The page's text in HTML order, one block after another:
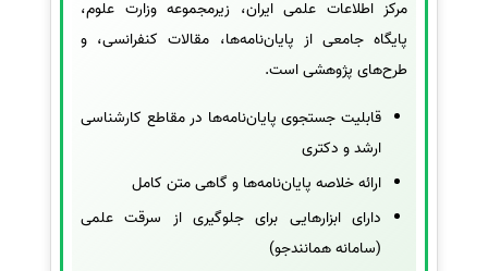
مرکز اطلاعات علمی ایران، زیرمجموعه وزارت علوم،
پایگاه جامعی از پایان‌نامه‌ها، مقالات کنفرانسی، و
طرح‌های پژوهشی است.
قابلیت جستجوی پایان‌نامه‌ها در مقاطع کارشناسی
ارشد و دکتری
ارائه خلاصه پایان‌نامه‌ها و گاهی متن کامل
دارای ابزارهایی برای جلوگیری از سرقت علمی
(سامانه همانندجو)